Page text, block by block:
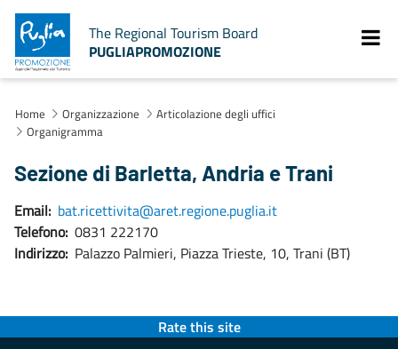
The Regional Tourism Board
PUGLIAPROMOZIONE
Home Organizzazione
Articolazione degli uffici
Organigramma
Sezione di Barletta, Andria e Trani
Email: bat.ricettivita@aret.regione.puglia.it
Telefono: 0831 222170
Indirizzo: Palazzo Palmieri, Piazza Trieste, 10, Trani (BT)
Rate this site